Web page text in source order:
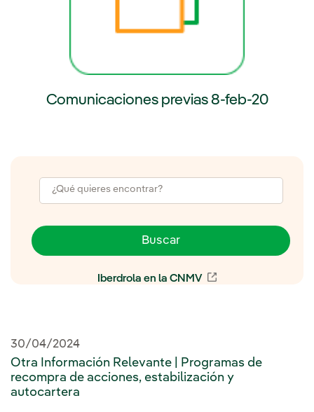
Comunicaciones previas 8-feb-20
Buscar
Iberdrola en la CNMV
30/04/2024
Otra Información Relevante | Programas de
recompra de acciones, estabilización y
autocartera